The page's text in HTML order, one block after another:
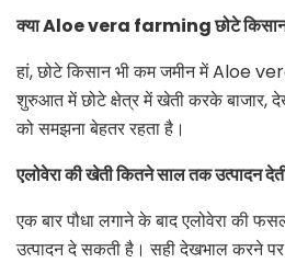
क्या Aloe vera farming छोटे
हां, छोटे किसान भी कम जमीन में Aloe
शुरुआत में छोटे क्षेत्र में खेती करके बाजार,
को समझना बेहतर रहता है।
एलोवेरा की खेती कितने साल तक उत्पादन
एक बार पौधा लगाने के बाद एलोवेरा की
उत्पादन दे सकती है। सही देखभाल करने